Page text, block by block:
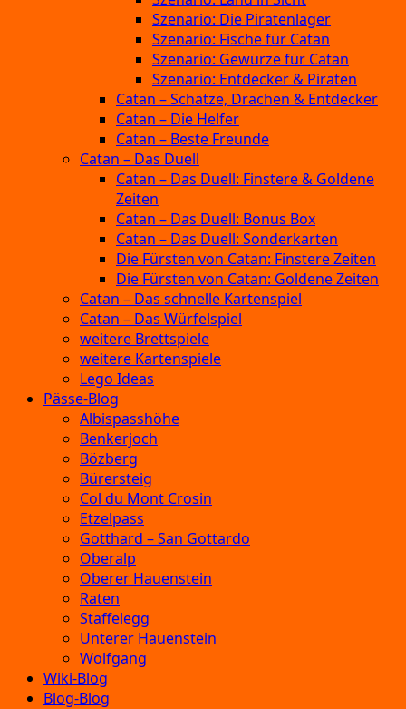
Szenario: Die Piratenlager
Szenario: Fische für Catan
Szenario: Gewürze für Catan
Szenario: Entdecker & Piraten
Catan – Schätze, Drachen & Entdecker
Catan – Die Helfer
Catan – Beste Freunde
Catan – Das Duell
Catan – Das Duell: Finstere & Goldene
Zeiten
Catan – Das Duell: Bonus Box
Catan – Das Duell: Sonderkarten
Die Fürsten von Catan: Finstere Zeiten
Die Fürsten von Catan: Goldene Zeiten
Catan – Das schnelle Kartenspiel
Catan – Das Würfelspiel
weitere Brettspiele
weitere Kartenspiele
Lego Ideas
Pässe-Blog
Albispasshöhe
Benkerjoch
Bözberg
Bürersteig
Col du Mont Crosin
Etzelpass
Gotthard – San Gottardo
Oberalp
Oberer Hauenstein
Raten
Staffelegg
Unterer Hauenstein
Wolfgang
Wiki-Blog
Blog-Blog